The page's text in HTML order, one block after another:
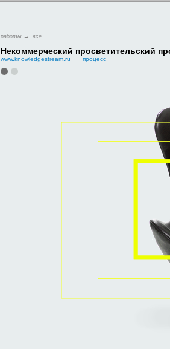
Некоммерческий просветительский
www.knowledgestream.ru процесс
работы→ все